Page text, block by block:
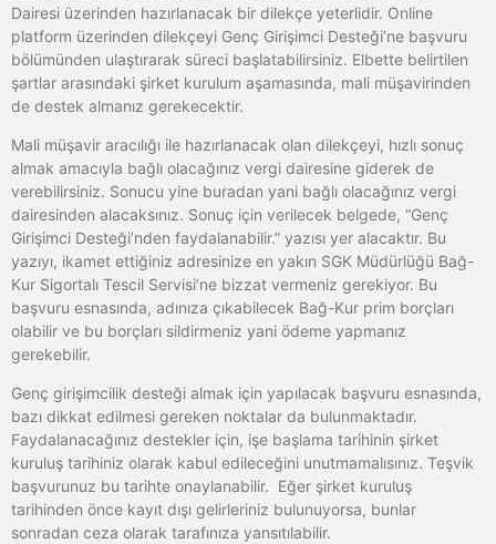
Dairesi üzerinden hazırlanacak bir dilekçe yeterlidir. Online
platform üzerinden dilekçeyi Genç Girişimci Desteği’ne başvuru
bölümünden ulaştırarak süreci başlatabilirsiniz. Elbette belirtilen
şartlar arasındaki şirket kurulum aşamasında, mali müşavirinden
de destek almanız gerekecektir.
Mali müşavir aracılığı ile hazırlanacak olan dilekçeyi, hızlı sonuç
almak amacıyla bağlı olacağınız vergi dairesine giderek de
verebilirsiniz. Sonucu yine buradan yani bağlı olacağınız vergi
dairesinden alacaksınız. Sonuç için verilecek belgede, “Genç
Girişimci Desteği’nden faydalanabilir.” yazısı yer alacaktır. Bu
yazıyı, ikamet ettiğiniz adresinize en yakın SGK Müdürlüğü Bağ-
Kur Sigortalı Tescil Servisi’ne bizzat vermeniz gerekiyor. Bu
başvuru esnasında, adınıza çıkabilecek Bağ-Kur prim borçları
olabilir ve bu borçları sildirmeniz yani ödeme yapmanız
gerekebilir.
Genç girişimcilik desteği almak için yapılacak başvuru esnasında,
bazı dikkat edilmesi gereken noktalar da bulunmaktadır.
Faydalanacağınız destekler için, işe başlama tarihinin şirket
kuruluş tarihiniz olarak kabul edileceğini unutmamalısınız. Teşvik
başvurunuz bu tarihte onaylanabilir. Eğer şirket kuruluş
tarihinden önce kayıt dışı gelirleriniz bulunuyorsa, bunlar
sonradan ceza olarak tarafınıza yansıtılabilir.